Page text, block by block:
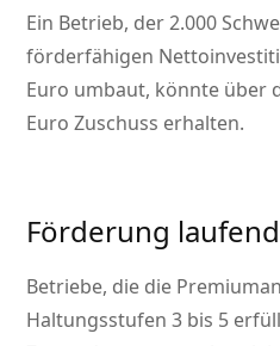
Ein Betrieb, der 2.000
förderfähigen
Euro umbaut, könnte über
Euro Zuschuss erhalten.
Förderung
Betriebe, die die
Haltungsstufen 3 bis 5